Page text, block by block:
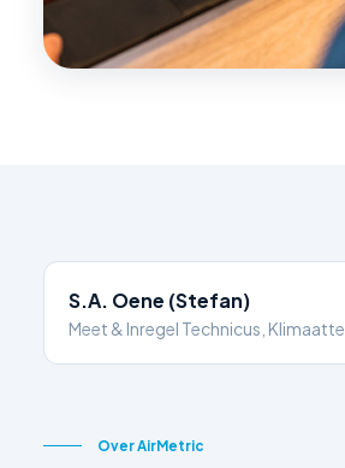
S.A. Oene (Stefan)
Meet & Inregel Technicus,
Over AirMetric